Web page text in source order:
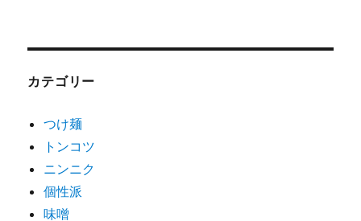
カテゴリー
つけ麺
トンコツ
ニンニク
個性派
味噌